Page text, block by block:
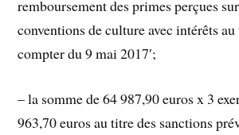
remboursement des primes perçues
conventions de culture avec intérêts
compter du 9 mai 2017′;
– la somme de 64 987,90 euros x 3
963,70 euros au titre des sanctions